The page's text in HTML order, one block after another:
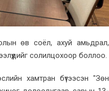
өв соёл, ахуй амьдрал,
солилцохоор боллоо.
хамтран бүтээсэн "Зөн